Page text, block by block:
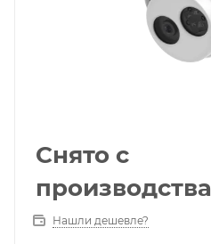
Снято с
производства
Нашли дешевле?